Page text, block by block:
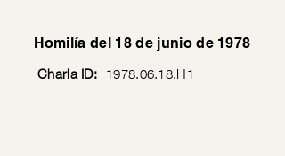
Homilía del 18 de junio de 1978
Charla ID: 1978.06.18.H1